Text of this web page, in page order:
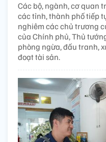
Các bộ, ngành, cơ quan
các tỉnh, thành phố tiếp
nghiêm các chủ trương
của Chính phủ, Thủ
phòng ngừa, đấu tranh,
đoạt tài sản.